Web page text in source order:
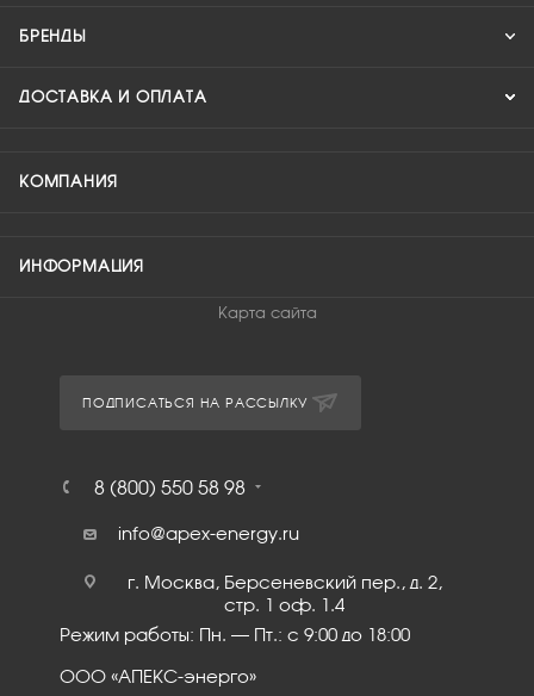
БРЕНДЫ
ДОСТАВКА И ОПЛАТА
КОМПАНИЯ
ИНФОРМАЦИЯ
Карта сайта
ПОДПИСАТЬСЯ НА РАССЫЛКУ
8 (800) 550 58 98
info@apex-energy.ru
г. Москва, Берсеневский пер., д. 2,
стр. 1 оф. 1.4
Режим работы: Пн. – Пт.: с 9:00 до 18:00
ООО «АПЕКС-энерго»